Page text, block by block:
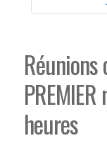
heures